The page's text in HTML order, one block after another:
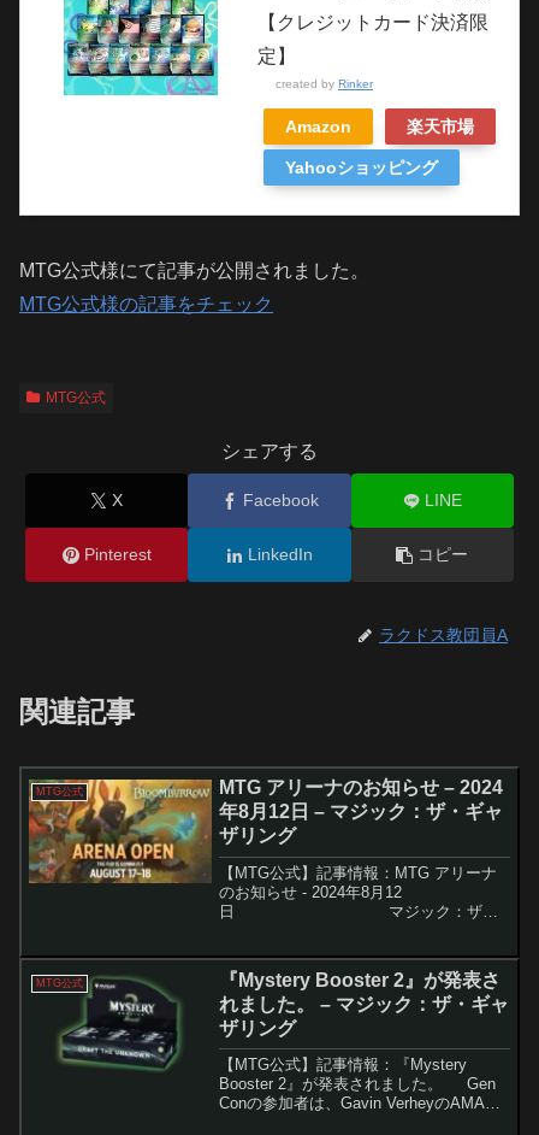
【クレジットカード決済限
定】
created by Rinker
Amazon 楽天市場
Yahooショッピング
MTG公式様にて記事が公開されました。
MTG公式様の記事をチェック
MTG公式
シェアする
X Facebook LINE
Pinterest LinkedIn コピー
ラクドス教団員A
関連記事
MTG公式
MTG アリーナのお知らせ – 2024
年8月12日 – マジック：ザ・ギャ
ザリング
【MTG公式】記事情報：MTG アリーナ
のお知らせ - 2024年8月12
日 マジック：ザ・
情報が発表...
MTG公式
『Mystery Booster 2』が発表さ
れました。 – マジック：ザ・ギャ
ザリング
【MTG公式】記事情報：『Mystery
Booster 2』が発表されました。 Gen
Conの参加者は、Gavin VerheyのAMAパ